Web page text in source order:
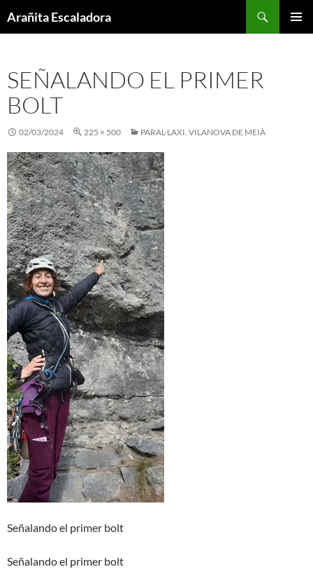
toArañita Escaladora
SEÑALANDO EL PRIMER
BOLT
02/03/2024 225 × 500 PARAL·LAXI. VILANOVA DE MEIÀ
Señalando el primer bolt
Señalando el primer bolt